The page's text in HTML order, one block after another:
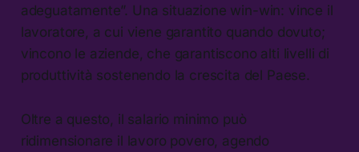
adeguatamente”. Una situazione win-win: vince il
lavoratore, a cui viene garantito quando dovuto;
vincono le aziende, che garantiscono alti livelli di
produttività sostenendo la crescita del Paese.
Oltre a questo, il salario minimo può
ridimensionare il lavoro povero, agendo